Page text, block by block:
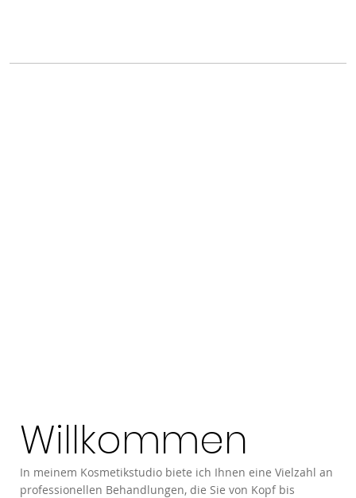
Willkommen
In meinem Kosmetikstudio biete ich Ihnen eine Vielzahl an
professionellen Behandlungen, die Sie von Kopf bis